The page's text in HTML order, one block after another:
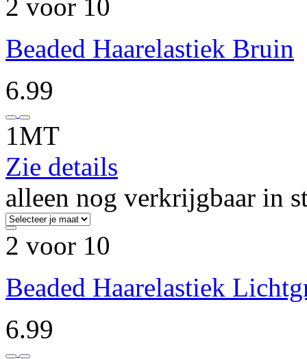
2 voor 10
Beaded Haarelastiek Bruin
6.99
1MT
Zie details
alleen nog verkrijgbaar in
2 voor 10
Beaded Haarelastiek
6.99